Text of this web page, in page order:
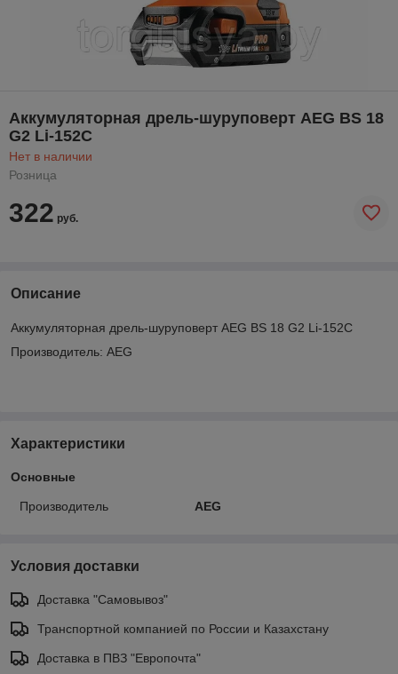
Аккумуляторная дрель-шуруповерт AEG BS 18
G2 Li-152C
Нет в наличии
Розница
322 руб.
Описание
Аккумуляторная дрель-шуруповерт AEG BS 18 G2 Li-152C
Производитель: AEG
Характеристики
Основные
Производитель AEG
Условия доставки
Доставка "Самовывоз"
Транспортной компанией по России и Казахстану
Доставка в ПВЗ "Европочта"